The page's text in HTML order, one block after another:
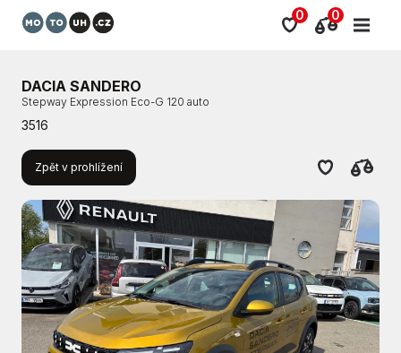
0 0
DACIA SANDERO
Stepway Expression Eco-G 120 auto
3516
Zpět v prohlížení